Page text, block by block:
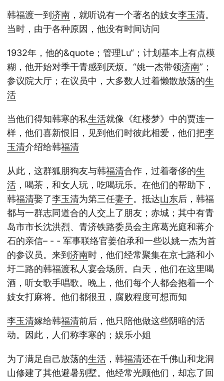
韩福渡一到 济南 ，就听说有一个著名的妓女李玉清。
当时，由于各种原因，他没有时间访问
1932年，他的&quote；管理Lu“；计划基本上有点模
糊，他开始对季干青感到厌烦。“姚一杰带领济南”；
参议院大厅；在议员中，大多数人过着懒散放荡的生
活
当他们得知韩寒的私生活就像《红楼梦》中的贾连一
样，他们喜新恨旧，见到他们时彼此相爱，他们把李
玉清介绍给韩福清
从此，这群狐朋狗友与韩福清合作，过着奢侈的生
活 ，喝茶，和女人玩，吃喝玩乐。在他们的帮助下，
韩福清娶了李玉清为第三任妻子。抵达山东后，韩福
都与一群志同道合的人交上了朋友；赤城；其中有青
岛市市长沈洪烈、青济铁路委员会主席葛光庭和蒋介
石的亲信– - - 军事联络官姜伯承和一些以姚一杰为首
的参议员。来到 济南时，他们经常聚集在京七路和小
圩二路的韩福渡私人宴会场所。白天，他们在这里喝
酒，听女歌手唱歌。晚上，他们每个人都会抱着一个
妓女打麻将。他们都很丑，腐败程度可想而知
李玉清嫁给韩福清前后，他只陪他做这些阴暗的活
动。因此，人们称李寒的；娱乐小姐
为了满足自己放荡的生活 ，韩福清还在千佛山和龙洞
山修建了其他避暑别墅。他经常光顾他们，却忘了回